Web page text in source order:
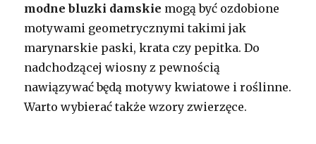
modne bluzki damskie mogą być ozdobione
motywami geometrycznymi takimi jak
marynarskie paski, krata czy pepitka. Do
nadchodzącej wiosny z pewnością
nawiązywać będą motywy kwiatowe i roślinne.
Warto wybierać także wzory zwierzęce.